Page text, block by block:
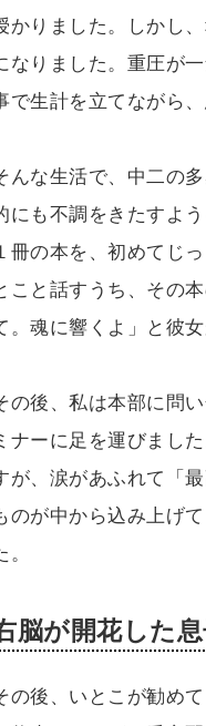
かりました。しかし
なりました。重圧が
で生計を立てながら
んな生活で、中二の
にも不調をきたすよ
冊の本を、初めてじ
こと話すうち、その
。魂に響くよ」と彼
の後、私は本部に問
ナーに足を運びまし
が、涙があふれて「
のが中から込み上げ
。
脳が開花した
の後、いとこが勧め